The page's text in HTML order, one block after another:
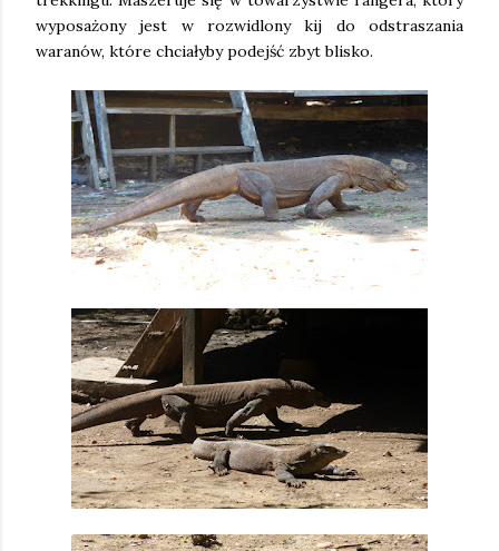
wyposażony jest w rozwidlony kij do odstraszania
waranów, które chciałyby podejść zbyt blisko.